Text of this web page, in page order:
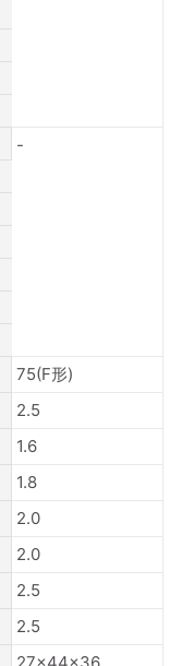
-
75(F形)
2.5
1.6
1.8
2.0
2.0
2.5
2.5